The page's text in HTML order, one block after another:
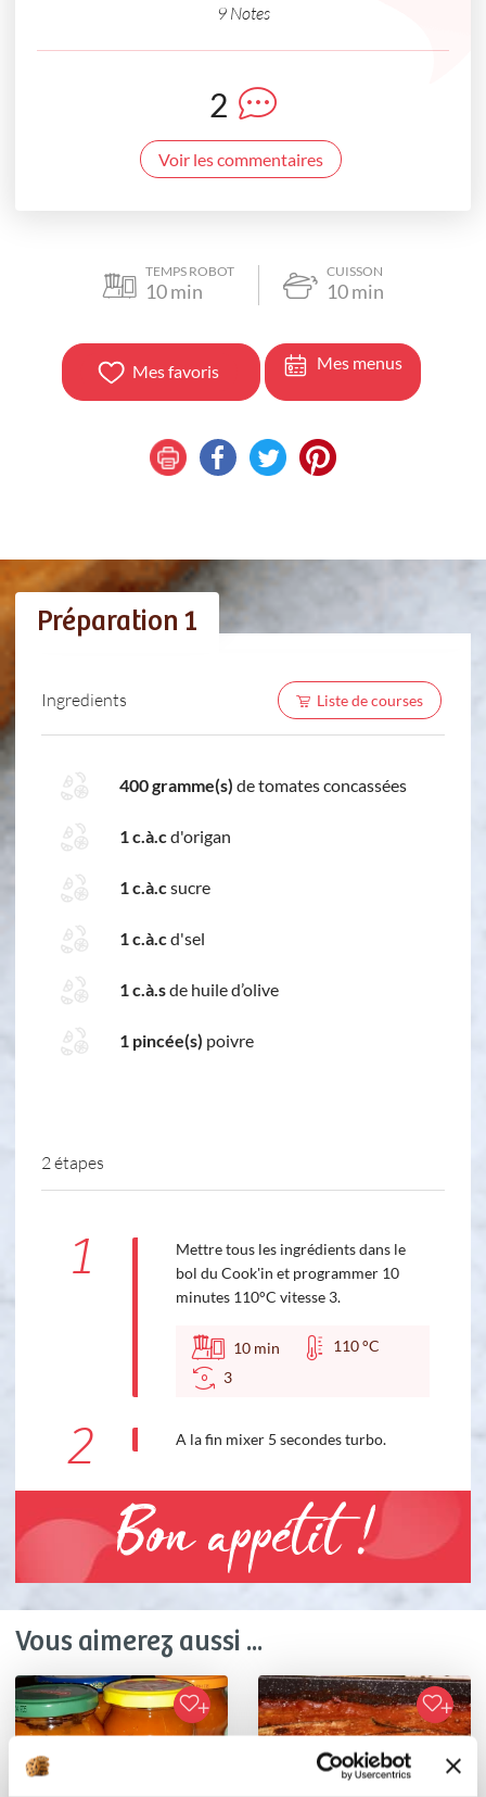
9 Notes
2
Voir les commentaires
TEMPS ROBOT
10min
CUISSON
10min
Mes favoris Mes menus
Préparation 1
Ingredients Liste de courses
400 gramme(s) de tomates concassées
1 c.à.cd'origan
1 c.à.csucre
1 c.à.cd'sel
1 c.à.sde huile d’olive
1 pincée(s) poivre
2 étapes
1
Mettre tous les ingrédients dans le
bol du Cook'in et programmer 10
minutes 110°C vitesse 3.
10 min
110 °C
3
2 A la fin mixer 5 secondes turbo.
Bon appétit !
Vous aimerez aussi ...